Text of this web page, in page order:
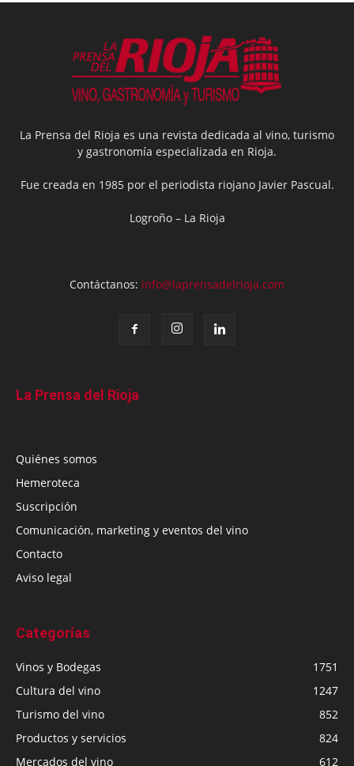
La Prensa del Rioja es una revista dedicada al vino, turismo
y gastronomía especializada en Rioja.
Fue creada en 1985 por el periodista riojano Javier Pascual.
Logroño – La Rioja
Contáctanos: info@laprensadelrioja.com
La Prensa del Rioja
Quiénes somos
Hemeroteca
Suscripción
Comunicación, marketing y eventos del vino
Contacto
Aviso legal
Categorías
Vinos y Bodegas
1751
Cultura del vino
1247
Turismo del vino
852
Productos y servicios
824
Mercados del vino
612